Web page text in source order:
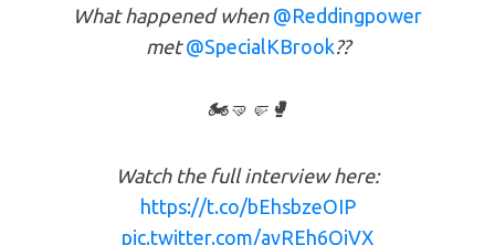
What happened when @Reddingpower
met@SpecialKBrook??
🏍🤜🤛🥊
Watch the full interview here:
https://t.co/bEhsbzeOIP
pic.twitter.com/avREh6QjVX